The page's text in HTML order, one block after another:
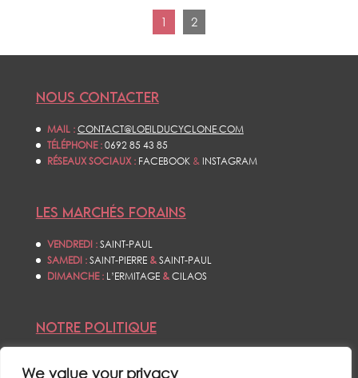
We value your privacy
1 2
NOUS CONTACTER
MAIL :CONTACT@LOEILDUCYCLONE.COM
TÉLÉPHONE :0692 85 43 85
RÉSEAUX SOCIAUX : FACEBOOK& INSTAGRAM
LES MARCHÉS FORAINS
VENDREDI :SAINT-PAUL
SAMEDI :SAINT-PIERRE&SAINT-PAUL
DIMANCHE : L’ERMITAGE &CILAOS
NOTRE POLITIQUE
POLITIQUE DE CONFIDENTIALITÉS